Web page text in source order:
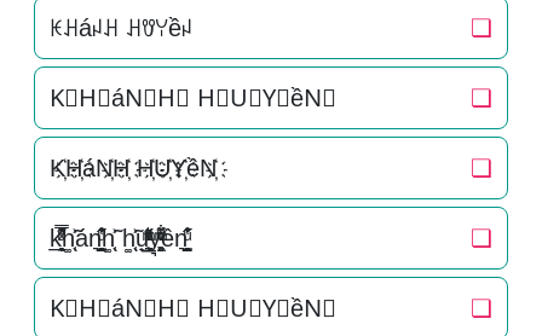
ꀘꃅáꈤꃅ ꃅꀎꌩềꈤ ❏
K⃟H⃟áN⃟H⃟ H⃟U⃟Y⃟ềN⃟ ❏
K҉H҉áN҉H҉ H҉U҉Y҉ềN҉ ❏
k̲̱̠̞̖ͧ̔͊̇̽̿̑ͯͅh͚̖̜̍̃͐án͉̠̙͉̗̺̋̋̔ͧ̊h͚̖̜̍̃͐ h͚̖̜̍̃͐u̟͎̲͕̼̳͉̲ͮͫͭ̋ͭ͛ͣ̈y͉̝͖̻̯ͮ̒̂ͮ͋ͫͨền͉̠̙͉̗̺̋̋̔ͧ̊ ❏
K⃗H⃗áN⃗H⃗ H⃗U⃗Y⃗ềN⃗ ❏